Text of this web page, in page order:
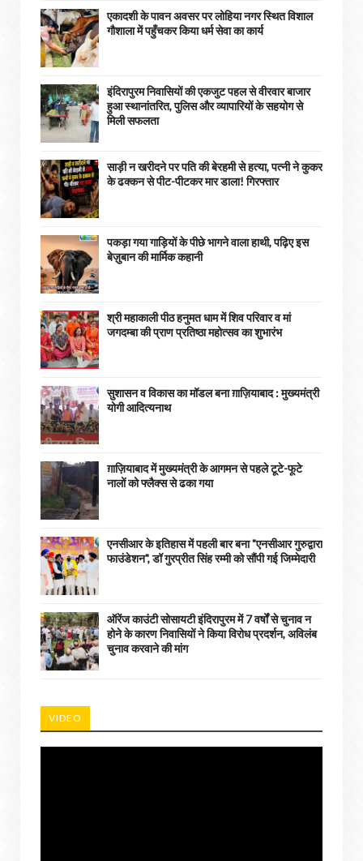
एकादशी के पावन अवसर पर लोहिया नगर स्थित विशाल
गौशाला में पहुँचकर किया धर्म सेवा का कार्य
इंदिरापुरम निवासियों की एकजुट पहल से वीरवार बाजार
हुआ स्थानांतरित, पुलिस और व्यापारियों के सहयोग से
मिली सफलता
साड़ी न खरीदने पर पति की बेरहमी से हत्या, पत्नी ने कुकर
के ढक्कन से पीट-पीटकर मार डाला! गिरफ्तार
पकड़ा गया गाड़ियों के पीछे भागने वाला हाथी, पढ़िए इस
बेज़ुबान की मार्मिक कहानी
श्री महाकाली पीठ हनुमत धाम में शिव परिवार व मां
जगदम्बा की प्राण प्रतिष्ठा महोत्सव का शुभारंभ
सुशासन व विकास का मॉडल बना ग़ाज़ियाबाद : ​मुख्यमंत्री
योगी आदित्यनाथ
ग़ाज़ियाबाद में मुख्यमंत्री के आगमन से पहले टूटे-फूटे
नालों को फ्लैक्स से ढका गया
एनसीआर के इतिहास में पहली बार बना "एनसीआर गुरुद्वारा
फाउंडेशन", डॉ गुरप्रीत सिंह रम्मी को सौंपी गई जिम्मेदारी
ऑरेंज काउंटी सोसायटी इंदिरापुरम में 7 वर्षों से चुनाव न
होने के कारण निवासियों ने किया विरोध प्रदर्शन, अविलंब
चुनाव करवाने की मांग
VIDEO